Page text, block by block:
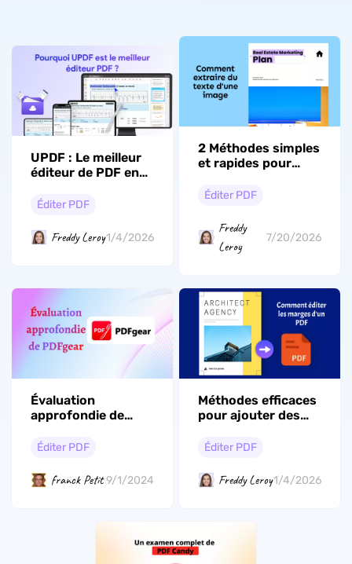
UPDF : Le meilleur
éditeur de PDF en
intelligent, moins
puissant que les
autres !
Éditer PDF
Freddy Leroy1/4/2026
2 Méthodes simples
et rapides pour
d'une image
Éditer PDF
Freddy
Leroy
7/20/2026
Évaluation
approfondie de
PDF expliqué
Éditer PDF
franck Petit 9/1/2024
Méthodes efficaces
pour ajouter des
Un guide complet
Éditer PDF
Freddy Leroy1/4/2026